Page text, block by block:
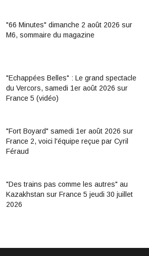
"66 Minutes" dimanche 2 août 2026 sur
M6, sommaire du magazine
"Echappées Belles" : Le grand spectacle
du Vercors, samedi 1er août 2026 sur
France 5 (vidéo)
"Fort Boyard" samedi 1er août 2026 sur
France 2, voici l'équipe reçue par Cyril
Féraud
"Des trains pas comme les autres" au
Kazakhstan sur France 5 jeudi 30 juillet
2026